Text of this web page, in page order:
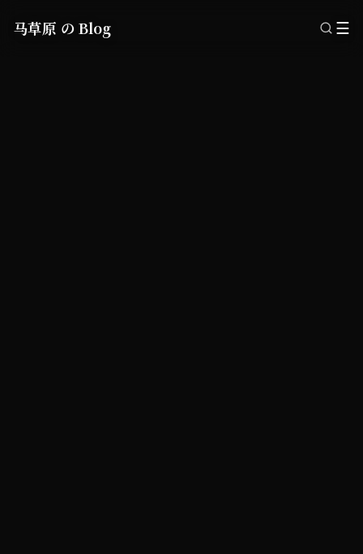
马草原 の Blog ☰